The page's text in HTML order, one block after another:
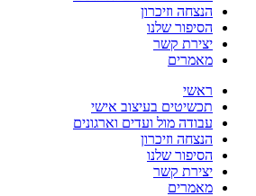
הנצחה וזיכרון
הסיפור שלנו
יצירת קשר
מאמרים
ראשי
תכשיטים בעיצוב אישי
עבודה מול ועדים וארגונים
הנצחה וזיכרון
הסיפור שלנו
יצירת קשר
מאמרים